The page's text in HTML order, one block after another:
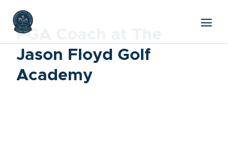
PGA Coach at The
Jason Floyd Golf
Academy